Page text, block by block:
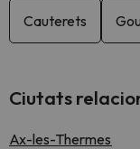
Cauterets
Ciutats
Ax-les-Thermes